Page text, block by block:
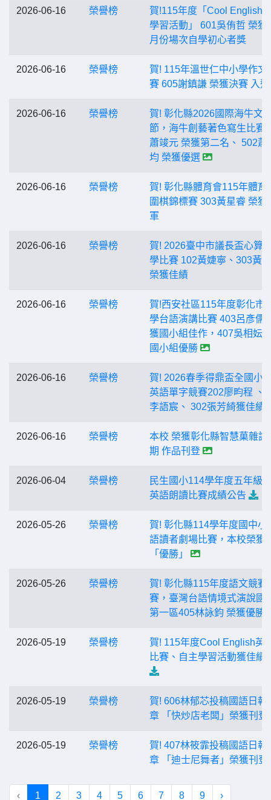
2026-06-16 榮譽榜
賀!115年度「Cool English
學習活動」 601吳侑哲 榮獲
月份場次自學初心者獎
2026-06-16 榮譽榜
賀! 115年溫世仁中小學作文
賽 605謝鎮謙 榮獲決賽 入選
2026-06-16 榮譽榜
賀! 彰化縣2026國際海牛文
節，海牛創藝著色寫生比賽
蕭竣元 榮獲第二名、 502蕭
均 榮獲優選
2026-06-16 榮譽榜
賀! 彰化縣體育會115年體育
圍棋錦標賽 303黃星睿 榮獲
軍
2026-06-16 榮譽榜
賀! 2026臺中市議長盃心算
學比賽 102黃婕寧、303黃
榮獲佳績
2026-06-16 榮譽榜
賀!西安社區115年度彰化市
學台語演講比賽 403呂彥儒
獲國小組佳作，407吳相妘
國小組優勝
2026-06-16 榮譽榜
賀! 2026春季得鼎盃全國小
英語單字競賽202廖畇程 、
李語宸、 302張芳綺獲佳績
2026-06-16 榮譽榜
本校 榮獲彰化縣智慧菓雜誌
期 作品刊登
2026-06-04 榮譽榜
民生國小114學年度五年級
英語朗讀比賽成績公告
2026-05-26 榮譽榜
賀! 彰化縣114學年度國中小
語讀者劇場比賽，本校榮獲
「優勝」
2026-05-26 榮譽榜
賀! 彰化縣115年度語文競賽
賽，臺灣台語情境式演說國
第一區405林詠鈞 榮獲優勝
2026-05-19 榮譽榜
賀! 115年度Cool English英
比賽、自主學習活動獲佳績
2026-05-19 榮譽榜
賀! 606林郁芯投稿國語日報
章 「快炒店老闆」榮獲刊登
2026-05-19 榮譽榜
賀! 407林筱霏投稿國語日報
章 「迪士尼舞者」榮獲刊登
‹ 1 2 3 4 5 6 7 8 9 ›